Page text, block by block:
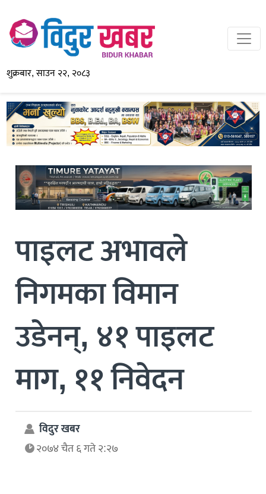
शुक्रबार, साउन २२, २०८३
पाइलट अभावले
निगमका विमान
उडेनन्, ४१ पाइलट
माग, ११ निवेदन
विदुर खबर
२०७४ चैत ६ गते २:२७